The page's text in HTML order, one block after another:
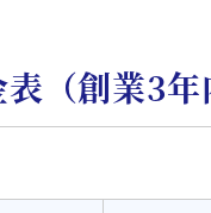
（創業3年